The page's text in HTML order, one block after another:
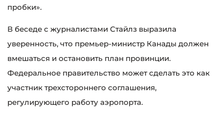
пробки».
В беседе с журналистами Стайлз выразила
уверенность, что премьер-министр Канады должен
вмешаться и остановить план провинции.
Федеральное правительство может сделать это как
участник трехстороннего соглашения,
регулирующего работу аэропорта.